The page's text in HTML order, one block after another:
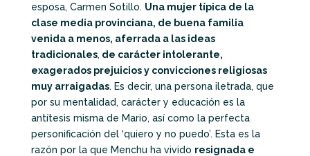
esposa, Carmen Sotillo. Una mujer típica de la
clase media provinciana, de buena familia
venida a menos, aferrada a las ideas
tradicionales, de carácter intolerante,
exagerados prejuicios y convicciones religiosas
muy arraigadas. Es decir, una persona iletrada, que
por su mentalidad, carácter y educación es la
antítesis misma de Mario, así como la perfecta
personificación del ‘quiero y no puedo’. Esta es la
razón por la que Menchu ha vivido resignada e